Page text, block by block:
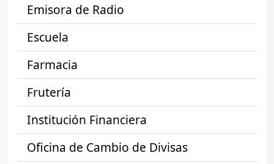
Emisora de Radio
Escuela
Farmacia
Frutería
Institución Financiera
Oficina de Cambio de Divisas